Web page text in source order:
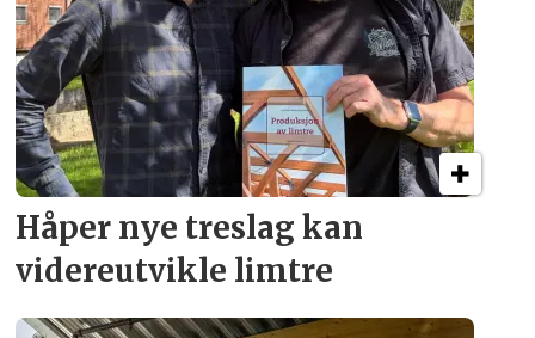
Håper nye treslag kan
videreutvikle limtre